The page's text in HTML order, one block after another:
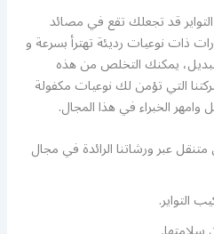
قد تجعلك تقع في مصائد
ذات نوعيات رديئة تهترأ بسرعة و
يمكنك التخلص من هذه
التي تؤمن لك نوعيات مكفولة
الخبراء في هذا المجال.
عبر ورشاتنا الرائدة في مجال
التواير.